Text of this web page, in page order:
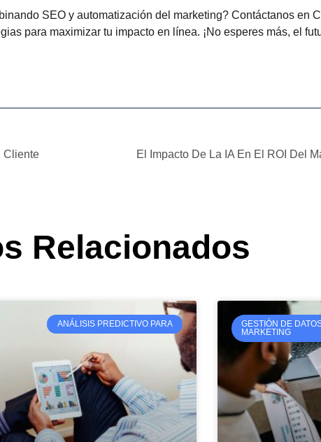
SEO y automatización del marketing? Contáctanos en
para maximizar tu impacto en línea. ¡No esperes más, el
Cliente
El Impacto De La IA En El ROI Del
Relacionados
ANÁLISIS PREDICTIVO PARA
GESTIÓN DE
MARKETING